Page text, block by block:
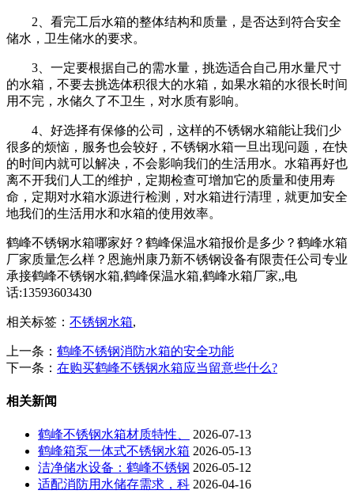
2、看完工后水箱的整体结构和质量，是否达到符合安全
储水，卫生储水的要求。
3、一定要根据自己的需水量，挑选适合自己用水量尺寸
的水箱，不要去挑选体积很大的水箱，如果水箱的水很长时间
用不完，水储久了不卫生，对水质有影响。
4、好选择有保修的公司，这样的不锈钢水箱能让我们少
很多的烦恼，服务也会较好，不锈钢水箱一旦出现问题，在快
的时间内就可以解决，不会影响我们的生活用水。水箱再好也
离不开我们人工的维护，定期检查可增加它的质量和使用寿
命，定期对水箱水源进行检测，对水箱进行清理，就更加安全
地我们的生活用水和水箱的使用效率。
鹤峰不锈钢水箱哪家好？鹤峰保温水箱报价是多少？鹤峰水箱
厂家质量怎么样？恩施州康乃新不锈钢设备有限责任公司专业
承接鹤峰不锈钢水箱,鹤峰保温水箱,鹤峰水箱厂家,,电
话:13593603430
相关标签： 不锈钢水箱,
上一条： 鹤峰不锈钢消防水箱的安全功能
下一条： 在购买鹤峰不锈钢水箱应当留意些什么?
相关新闻
鹤峰不锈钢水箱材质特性、
2026-07-13
鹤峰箱泵一体式不锈钢水箱 2026-05-13
洁净储水设备：鹤峰不锈钢 2026-05-12
适配消防用水储存需求，科 2026-04-16